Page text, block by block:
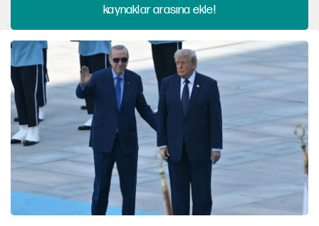
kaynaklar arasına ekle!